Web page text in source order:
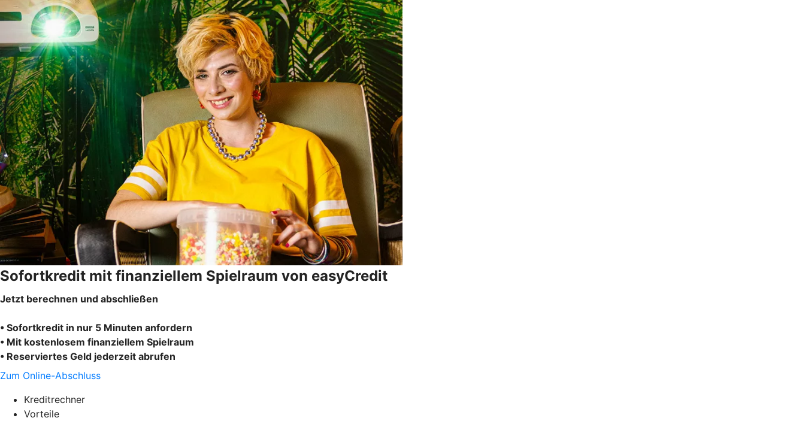
Sofortkredit mit finanziellem Spielraum von easyCredit
Jetzt berechnen und abschließen
• Sofortkredit in nur 5 Minuten anfordern
• Mit kostenlosem finanziellem Spielraum
• Reserviertes Geld jederzeit abrufen
Zum Online-Abschluss
Kreditrechner
Vorteile